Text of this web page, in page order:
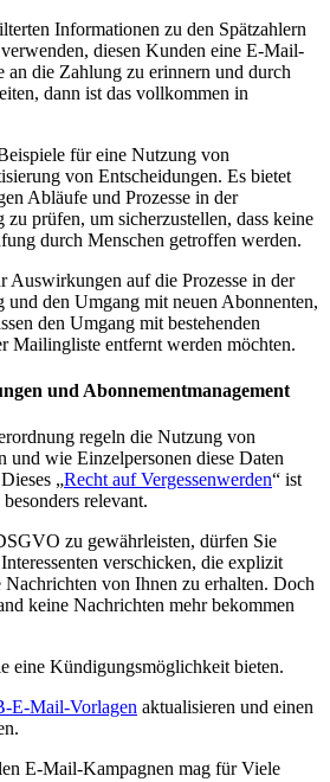
Informationen zu den Spätzahlern
diesen Kunden eine E-Mail-
an die Zahlung zu erinnern und durch
dann ist das vollkommen in
für eine Nutzung von
von Entscheidungen. Es bietet
Abläufe und Prozesse in der
prüfen, um sicherzustellen, dass keine
durch Menschen getroffen werden.
auf die Prozesse in der
und den Umgang mit neuen Abonnenten,
den Umgang mit bestehenden
Mailingliste entfernt werden möchten.
und Abonnementmanagement
regeln die Nutzung von
und wie Einzelpersonen diese Daten
„Recht auf Vergessenwerden“ ist
relevant.
zu gewährleisten, dürfen Sie
verschicken, die explizit
Nachrichten von Ihnen zu erhalten. Doch
keine Nachrichten mehr bekommen
eine Kündigungsmöglichkeit bieten.
E-Mail-Vorlagen aktualisieren und einen
E-Mail-Kampagnen mag für Viele